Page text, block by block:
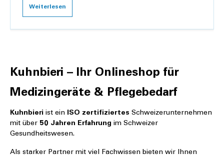
Weiterlesen
Kuhnbieri – Ihr Onlineshop für
Medizingeräte & Pflegebedarf
Kuhnbieri ist ein ISO zertifiziertes Schweizerunternehmen
mit über 50 Jahren Erfahrung im Schweizer
Gesundheitswesen.
Als starker Partner mit viel Fachwissen bieten wir Ihnen